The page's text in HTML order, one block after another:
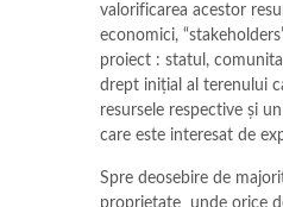
valorificarea acestor
economici,
proiect : statul,
drept inițial al terenului
resursele respective și
care este interesat de
Spre deosebire de
proprietate unde orice